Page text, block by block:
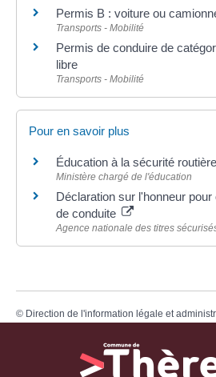
Permis B : voiture ou
Transports - Mobilité
Permis de conduire de
libre
Transports - Mobilité
Pour en savoir plus
Éducation à la sécurité routière
Ministère chargé de l'éducation
Déclaration sur l'honneur pour
de conduite
Agence nationale des titres
© Direction de l'information légale et